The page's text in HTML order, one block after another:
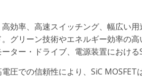
高効率、高速スイッチング、幅広い
グリーン技術やエネルギー効率の
ター・ドライブ、電源装置における
圧での信頼性により、SiC